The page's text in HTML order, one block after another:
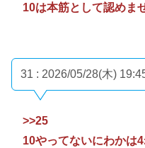
10は本筋として認めま
31 : 2026/05/28(木)
>>25
10やってないにわかは